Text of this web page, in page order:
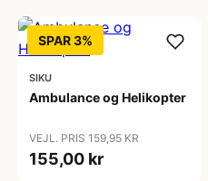
SPAR 3%
SIKU
Ambulance og Helikopter
VEJL. PRIS 159,95 KR
155,00 kr